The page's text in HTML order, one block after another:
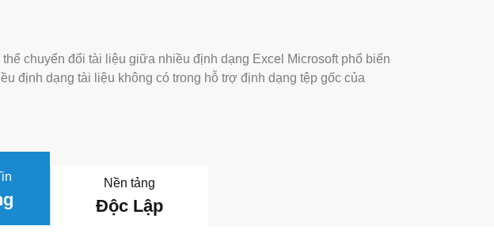
chuyển đổi tài liệu giữa nhiều định dạng Excel Microsoft phổ biến
định dạng tài liệu không có trong hỗ trợ định dạng tệp gốc của
Nền tảng
Độc Lập